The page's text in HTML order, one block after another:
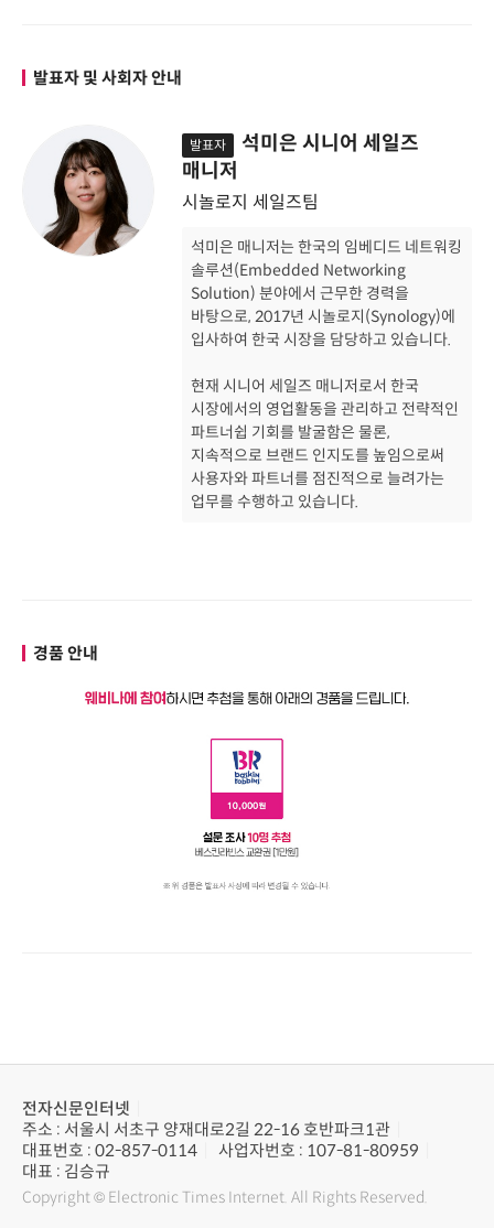
발표자 및 사회자 안내
발표자
석미은 시니어 세일즈
매니저
시놀로지 세일즈팀
석미은 매니저는 한국의 임베디드 네트워킹
솔루션(Embedded Networking
Solution) 분야에서 근무한 경력을
바탕으로, 2017년 시놀로지(Synology)에
입사하여 한국 시장을 담당하고 있습니다.
현재 시니어 세일즈 매니저로서 한국
시장에서의 영업활동을 관리하고 전략적인
파트너쉽 기회를 발굴함은 물론,
지속적으로 브랜드 인지도를 높임으로써
사용자와 파트너를 점진적으로 늘려가는
업무를 수행하고 있습니다.
경품 안내
전자신문인터넷
주소 : 서울시 서초구 양재대로2길 22-16 호반파크1관
대표번호 : 02-857-0114
사업자번호 : 107-81-80959
대표 : 김승규
Copyright © Electronic Times Internet. All Rights Reserved.